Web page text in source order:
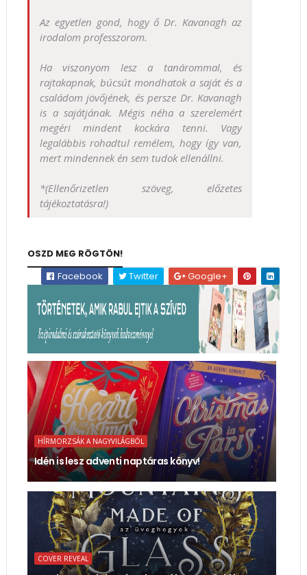
Az egyetlen gond, hogy ő Dr. Kavanagh az
irodalom professzorom.
Ha viszonyom lesz a tanárommal, és
rajtakapnak, búcsút mondhatok a saját és a
családom jövőjének, és persze Dr. Kavanagh
is a sajátjának. Mégis néha a szerelemért
megéri mindent kockára tenni. Vagy
legalábbis rohadtul remélem, hogy így van,
mert mindennek én sem tudok ellenállni.
*(Ellenőrizetlen szöveg, előzetes
tájékoztatásra!)
OSZD MEG RÖGTÖN!
Facebook
Twitter Google+
HÍRMORZSÁK A NAGYVILÁGBÓL
Idén is lesz adventi naptáras könyv!
COVER REVEAL